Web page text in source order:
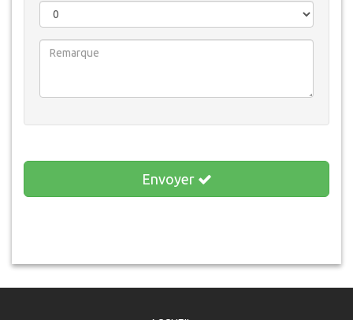
Envoyer